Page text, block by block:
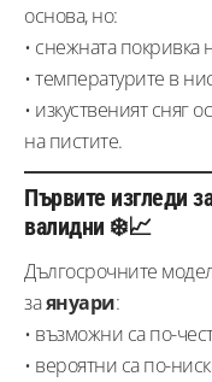
основа, но:
• снежната покривка
• температурите в
• изкуственият сняг
на пистите.
Първите изгледи
валидни ❄️📈
Дългосрочните
заянуари:
• възможни са по-
• вероятни са по-